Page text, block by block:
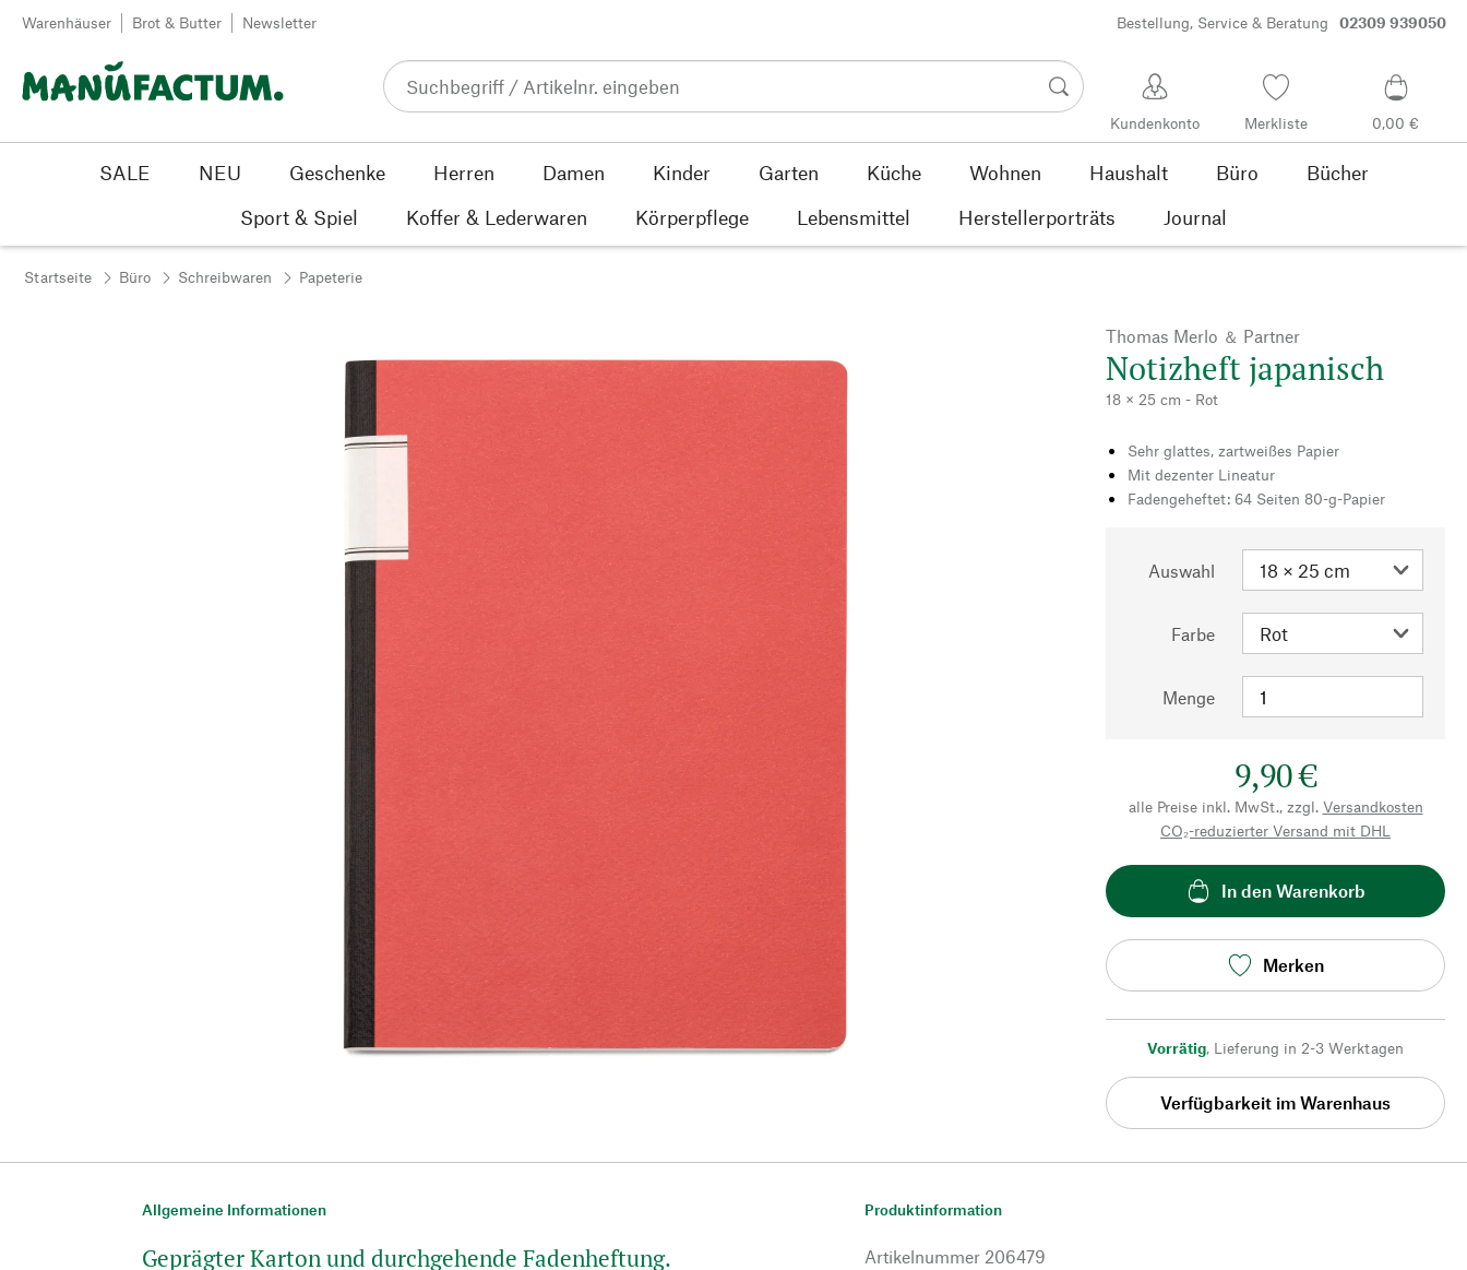
Zum Inhalt springen
Warenhäuser Brot & Butter Newsletter Bestellung, Service & Beratung 02309 939050
Kundenkonto Merkliste 0,00 €
SALE NEU Geschenke Herren Damen Kinder Garten Küche Wohnen Haushalt Büro
Bücher
Sport & Spiel
Koffer & Lederwaren Körperpflege Lebensmittel Herstellerporträts Journal
Startseite Büro Schreibwaren Papeterie
Thomas Merlo ＆ Partner
Notizheft japanisch
18 × 25 cm - Rot
Sehr glattes, zartweißes Papier
Mit dezenter Lineatur
Fadengeheftet: 64 Seiten 80-g-Papier
Auswahl
Farbe
Menge
9,90 €
alle Preise inkl. MwSt., zzgl. Versandkosten
CO₂-reduzierter Versand mit DHL
In den Warenkorb
Merken
Vorrätig, Lieferung in 2-3 Werktagen
Verfügbarkeit im Warenhaus
Allgemeine Informationen
Geprägter Karton und durchgehende Fadenheftung.
Produktinformation
Artikelnummer 206479